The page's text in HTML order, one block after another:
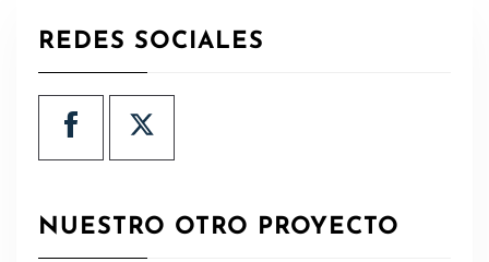
REDES SOCIALES
NUESTRO OTRO PROYECTO